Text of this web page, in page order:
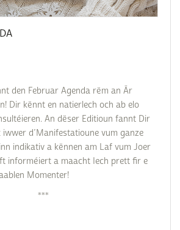
den Februar Agenda rëm an Är
Dir kënnt en natierlech och ab elo
An dëser Editioun fannt Dir
d’Manifestatioune vum ganze
indikativ a kënnen am Laf vum Joer
informéiert a maacht Iech prett fir e
Momenter!
***